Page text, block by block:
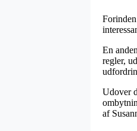
En
regler,
Udover
af